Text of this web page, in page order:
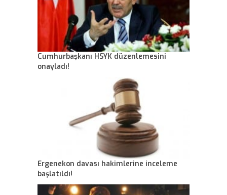
Cumhurbaşkanı HSYK düzenlemesini
onayladı!
Ergenekon davası hakimlerine inceleme
başlatıldı!